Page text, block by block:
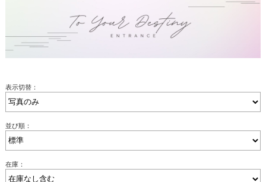
表示切替：
並び順：
在庫：